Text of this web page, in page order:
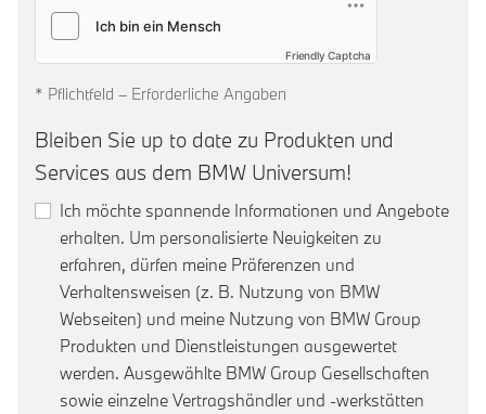
Friendly Captcha
* Pflichtfeld – Erforderliche Angaben
Bleiben Sie up to date zu Produkten und
Services aus dem BMW Universum!
Ich möchte spannende Informationen und Angebote
erhalten. Um personalisierte Neuigkeiten zu
erfahren, dürfen meine Präferenzen und
Verhaltensweisen (z. B. Nutzung von BMW
Webseiten) und meine Nutzung von BMW Group
Produkten und Dienstleistungen ausgewertet
werden. Ausgewählte BMW Group Gesellschaften
sowie einzelne Vertragshändler und -werkstätten